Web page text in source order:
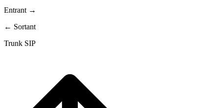
Entrant →
← Sortant
Trunk SIP